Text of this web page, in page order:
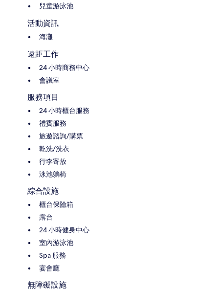
兒童游泳池
活動資訊
海灘
遠距工作
24 小時商務中心
會議室
服務項目
24 小時櫃台服務
禮賓服務
旅遊諮詢/購票
乾洗/洗衣
行李寄放
泳池躺椅
綜合設施
櫃台保險箱
露台
24 小時健身中心
室內游泳池
Spa 服務
宴會廳
無障礙設施